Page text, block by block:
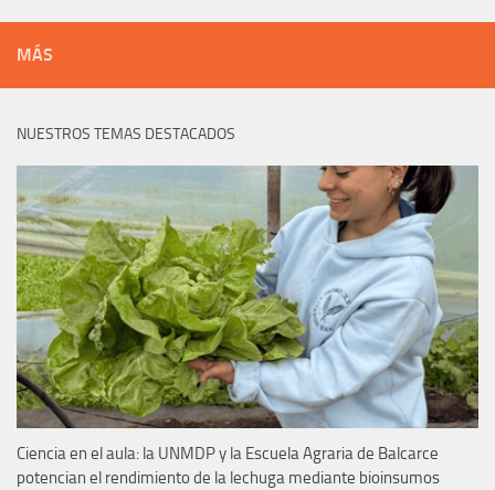
MÁS
NUESTROS TEMAS DESTACADOS
Ciencia en el aula: la UNMDP y la Escuela Agraria de Balcarce
potencian el rendimiento de la lechuga mediante bioinsumos